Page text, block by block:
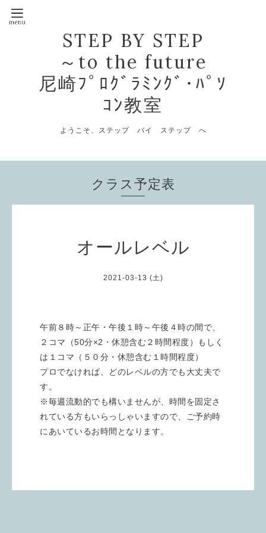
STEP BY STEP
～to the future
尼崎ﾌﾟﾛｸﾞﾗﾐﾝｸﾞ･ﾊﾟｿ
ｺﾝ教室
ようこそ、ステップ バイ ステップ へ
クラス予定表
オールレベル
2021-03-13 (土)
午前８時～正午・午後１時～午後４時の間で、
２コマ（50分×2・休憩含む２時間程度）もしく
は１コマ（５０分・休憩含む１時間程度）
プロでなければ、どのレベルの方でも大丈夫で
す。
※毎週流動的でも構いませんが、時間を固定さ
れている方もいらっしゃいますので、ご予約時
にあいているお時間となります。